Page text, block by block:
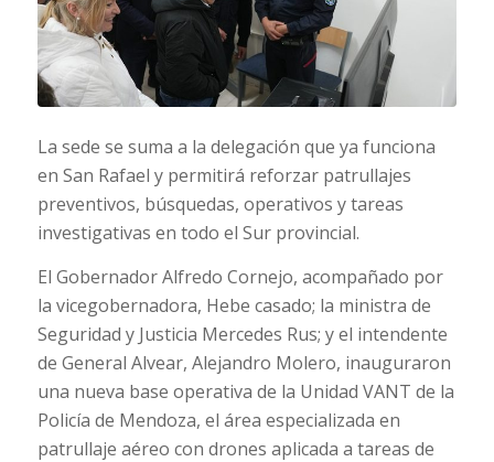
La sede se suma a la delegación que ya funciona
en San Rafael y permitirá reforzar patrullajes
preventivos, búsquedas, operativos y tareas
investigativas en todo el Sur provincial.
El Gobernador Alfredo Cornejo, acompañado por
la vicegobernadora, Hebe casado; la ministra de
Seguridad y Justicia Mercedes Rus; y el intendente
de General Alvear, Alejandro Molero, inauguraron
una nueva base operativa de la Unidad VANT de la
Policía de Mendoza, el área especializada en
patrullaje aéreo con drones aplicada a tareas de